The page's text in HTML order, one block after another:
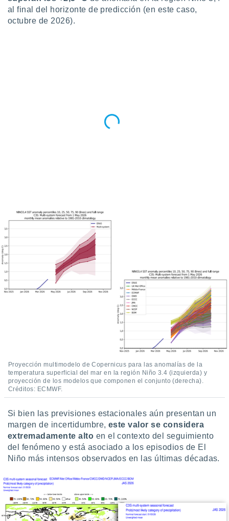
al final del horizonte de predicción (en este caso,
octubre de 2026).
Proyección multimodelo de Copernicus para las anomalías de la
temperatura superficial del mar en la región Niño 3.4 (izquierda) y
proyección de los modelos que componen el conjunto (derecha).
Créditos: ECMWF.
Si bien las previsiones estacionales aún presentan un
margen de incertidumbre, este valor se considera
extremadamente alto en el contexto del seguimiento
del fenómeno y está asociado a los episodios de El
Niño más intensos observados en las últimas décadas.